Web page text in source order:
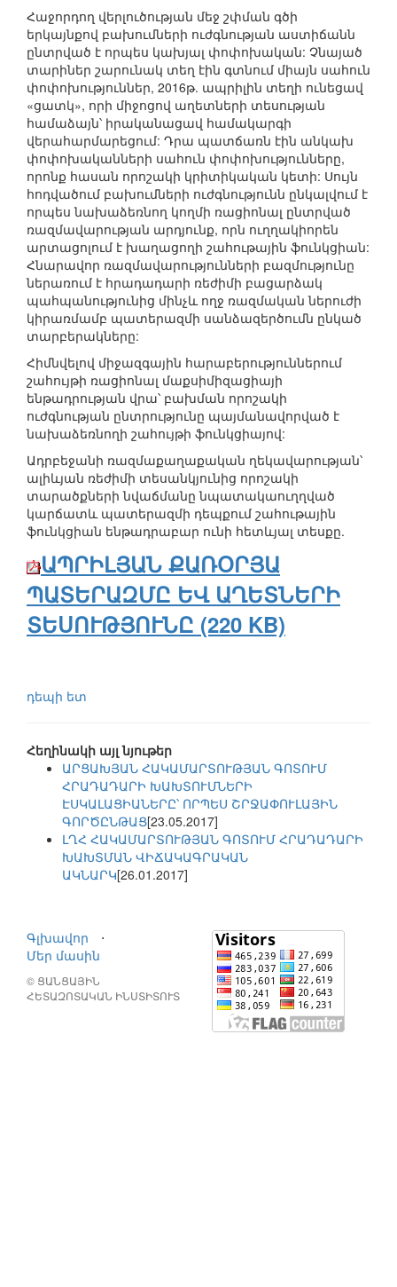
Հաջորդող վերլուծության մեջ շփման գծի
երկայնքով բախումների ուժգնության աստիճանն
ընտրված է որպես կախյալ փոփոխական: Չնայած
տարիներ շարունակ տեղ էին գտնում միայն սահուն
փոփոխություններ, 2016թ. ապրիլին տեղի ունեցավ
«ցատկ», որի միջոցով աղետների տեսության
համաձայն՝ իրականացավ համակարգի
վերահարմարեցում: Դրա պատճառն էին անկախ
փոփոխականների սահուն փոփոխությունները,
որոնք հասան որոշակի կրիտիկական կետի: Սույն
հոդվածում բախումների ուժգնությունն ընկալվում է
որպես նախաձեռնող կողմի ռացիոնալ ընտրված
ռազմավարության արդյունք, որն ուղղակիորեն
արտացոլում է խաղացողի շահութային ֆունկցիան:
Հնարավոր ռազմավարությունների բազմությունը
ներառում է հրադադարի ռեժիմի բացարձակ
պահպանությունից մինչև ողջ ռազմական ներուժի
կիրառմամբ պատերազմի սանձազերծումն ընկած
տարբերակները:
Հիմնվելով միջազգային հարաբերություններում
շահույթի ռացիոնալ մաքսիմիզացիայի
ենթադրության վրա՝ բախման որոշակի
ուժգնության ընտրությունը պայմանավորված է
նախաձեռնողի շահույթի ֆունկցիայով:
Ադրբեջանի ռազմաքաղաքական ղեկավարության՝
ալիևյան ռեժիմի տեսանկյունից որոշակի
տարածքների նվաճմանը նպատակաուղղված
կարճատև պատերազմի դեպքում շահութային
ֆունկցիան ենթադրաբար ունի հետևյալ տեսքը.
ԱՊՐԻԼՅԱՆ ՔԱՌՕՐՅԱ
ՊԱՏԵՐԱԶՄԸ ԵՎ ԱՂԵՏՆԵՐԻ
ՏԵՍՈՒԹՅՈՒՆԸ (220 KB)
դեպի ետ
Հեղինակի այլ նյութեր
ԱՐՑԱԽՅԱՆ ՀԱԿԱՄԱՐՏՈՒԹՅԱՆ ԳՈՏՈՒՄ
ՀՐԱԴԱԴԱՐԻ ԽԱԽՏՈՒՄՆԵՐԻ
ԷՍԿԱԼԱՑԻԱՆԵՐԸ՝ ՈՐՊԵՍ ՇՐՋԱՓՈՒԼԱՅԻՆ
ԳՈՐԾԸՆԹԱՑ[23.05.2017]
ԼՂՀ ՀԱԿԱՄԱՐՏՈՒԹՅԱՆ ԳՈՏՈՒՄ ՀՐԱԴԱԴԱՐԻ
ԽԱԽՏՄԱՆ ՎԻՃԱԿԱԳՐԱԿԱՆ
ԱԿՆԱՐԿ[26.01.2017]
Գլխավոր
⋅
Մեր մասին
© ՑԱՆՑԱՅԻՆ
ՀԵՏԱԶՈՏԱԿԱՆ ԻՆՍՏԻՏՈՒՏ